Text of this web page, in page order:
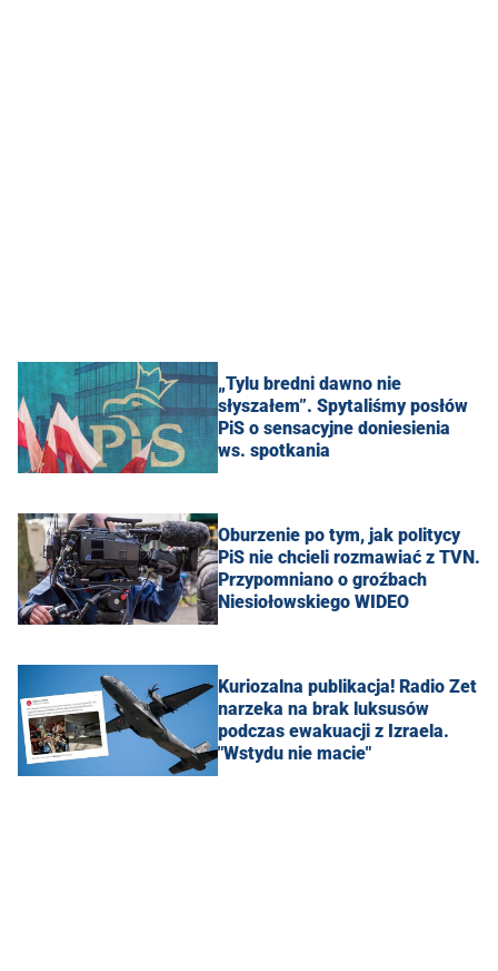
„Tylu bredni dawno nie
słyszałem”. Spytaliśmy posłów
PiS o sensacyjne doniesienia
ws. spotkania
Oburzenie po tym, jak politycy
PiS nie chcieli rozmawiać z TVN.
Przypomniano o groźbach
Niesiołowskiego WIDEO
Kuriozalna publikacja! Radio Zet
narzeka na brak luksusów
podczas ewakuacji z Izraela.
"Wstydu nie macie"